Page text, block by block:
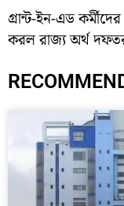
গ্রান্ট-ইন-এড
করল রাজ্য অর্থ